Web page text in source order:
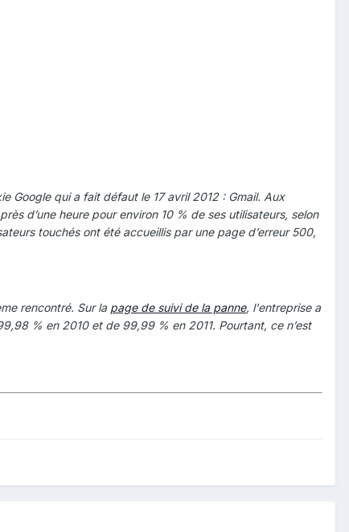
Google qui a fait défaut le 17 avril 2012 : Gmail. Aux
d’une heure pour environ 10 % de ses utilisateurs, selon
touchés ont été accueillis par une page d’erreur 500,
rencontré. Sur la page de suivi de la panne, l'entreprise a
% en 2010 et de 99,99 % en 2011. Pourtant, ce n’est